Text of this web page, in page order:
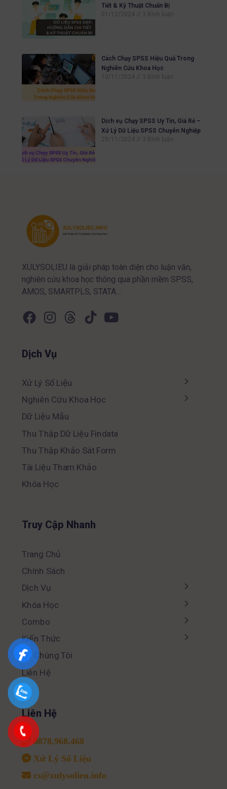
Tiết & Kỹ Thuật Chuẩn Bị
01/12/2024
3 Bình luận
Cách Chạy SPSS Hiệu Quả Trong
Nghiên Cứu Khoa Học
10/11/2024
3 Bình luận
Dịch vụ Chạy SPSS Uy Tín, Giá Rẻ –
Xử Lý Dữ Liệu SPSS Chuyên Nghiệp
29/11/2024
3 Bình luận
XULYSOLIEU là giải pháp toàn diện cho luận văn,
nghiên cứu khoa học thông qua phần mềm SPSS,
AMOS, SMARTPLS, STATA…
Dịch Vụ
Xử Lý Số Liệu
Nghiên Cứu Khoa Học
Dữ Liệu Mẫu
Thu Thập Dữ Liệu Findata
Thu Thập Khảo Sát Form
Tài Liệu Tham Khảo
Khóa Học
Truy Cập Nhanh
Trang Chủ
Chính Sách
Dịch Vụ
Khóa Học
Combo
Kiến Thức
Về Chúng Tôi
Liên Hệ
Liên Hệ
0878.968.468
Xử Lý Số Liệu
cs@xulysolieu.info